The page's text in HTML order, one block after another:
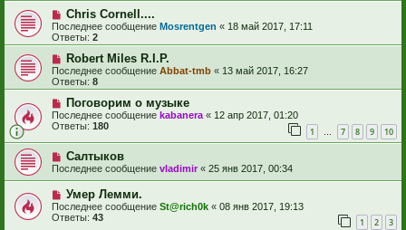
Chris Cornell....
Последнее сообщение Mosrentgen « 18 май 2017, 17:11
Ответы: 2
Robert Miles R.I.P.
Последнее сообщение Abbat-tmb « 13 май 2017, 16:27
Ответы: 8
Поговорим о музыке
Последнее сообщение kabanera « 12 апр 2017, 01:20
Ответы: 180 1 … 7 8 9 10
Cалтыков
Последнее сообщение vladimir« 25 янв 2017, 00:34
Умер Лемми.
Последнее сообщение St@rich0k « 08 янв 2017, 19:13
Ответы: 43 1 2 3